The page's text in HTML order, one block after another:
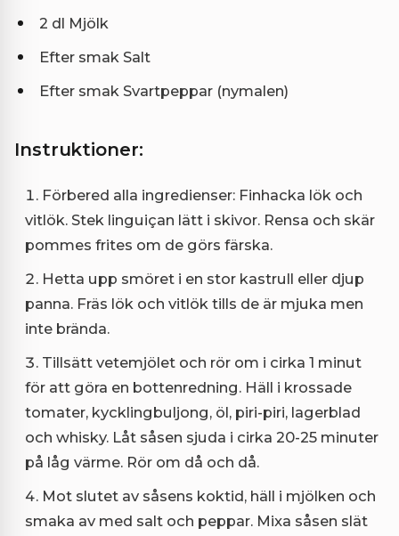
2 dl Mjölk
Efter smak Salt
Efter smak Svartpeppar (nymalen)
Instruktioner:
Förbered alla ingredienser: Finhacka lök och
vitlök. Stek linguiçan lätt i skivor. Rensa och skär
pommes frites om de görs färska.
Hetta upp smöret i en stor kastrull eller djup
panna. Fräs lök och vitlök tills de är mjuka men
inte brända.
Tillsätt vetemjölet och rör om i cirka 1 minut
för att göra en bottenredning. Häll i krossade
tomater, kycklingbuljong, öl, piri-piri, lagerblad
och whisky. Låt såsen sjuda i cirka 20-25 minuter
på låg värme. Rör om då och då.
Mot slutet av såsens koktid, häll i mjölken och
smaka av med salt och peppar. Mixa såsen slät